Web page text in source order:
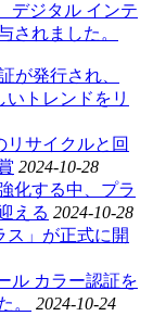
デジタル インテ
されました。
が発行され、
いトレンドをリ
リサイクルと回
2024-10-28
化する中、プラ
える 2024-10-28
ス」が正式に開
ル カラー認証を
。
2024-10-24